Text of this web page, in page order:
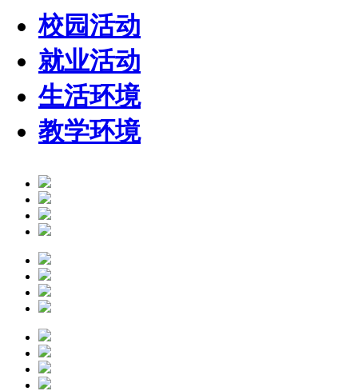
校园活动
就业活动
生活环境
教学环境